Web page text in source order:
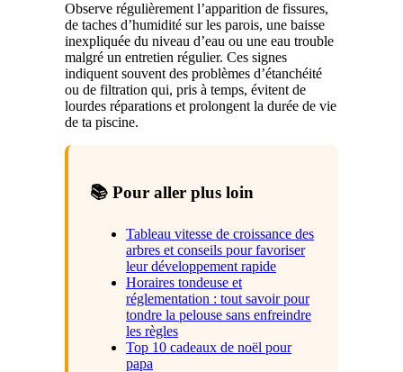
Observe régulièrement l’apparition de fissures,
de taches d’humidité sur les parois, une baisse
inexpliquée du niveau d’eau ou une eau trouble
malgré un entretien régulier. Ces signes
indiquent souvent des problèmes d’étanchéité
ou de filtration qui, pris à temps, évitent de
lourdes réparations et prolongent la durée de vie
de ta piscine.
📚 Pour aller plus loin
Tableau vitesse de croissance des
arbres et conseils pour favoriser
leur développement rapide
Horaires tondeuse et
réglementation : tout savoir pour
tondre la pelouse sans enfreindre
les règles
Top 10 cadeaux de noël pour
papa